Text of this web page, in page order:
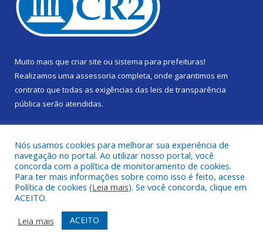
Muito mais que criar site ou sistema para prefeituras!
Realizamos uma assessoria completa, onde garantimos em
contrato que todas as exigências das leis de transparência
pública serão atendidas.
Todos os direitos reservados a Câmara Municipal de Gurupá.
Mapa do Site
Acessar Área Administrativa
Nós usamos cookies para melhorar sua experiência de
navegação no portal. Ao utilizar nosso portal, você
concorda com a política de monitoramento de cookies.
Para ter mais informações sobre como isso é feito, acesse
Política de cookies (Leia mais). Se você concorda, clique em
ACEITO.
Leia mais
ACEITO